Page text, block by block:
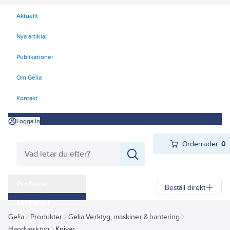
Aktuellt
Nya artiklar
Publikationer
Om Gelia
Kontakt
Logga in
Orderrader:0
Kampanjer
Outlet
Beställ direkt
Gelia Produkter
Gelia Verktyg, maskiner & hantering